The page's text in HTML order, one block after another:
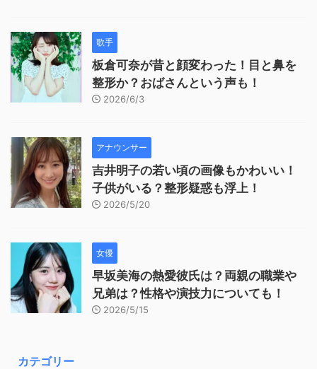
歌手
板倉可奈が昔と顔変わった！目と鼻を
整形か？おばさんという声も！
2026/6/3
アナウンサー
吉井明子の若い頃の画像もかわいい！
子供がいる？整形疑惑も浮上！
2026/5/20
女優
早坂美海の熱愛彼氏は？両親の職業や
兄弟は？性格や演技力についても！
2026/5/15
カテゴリー